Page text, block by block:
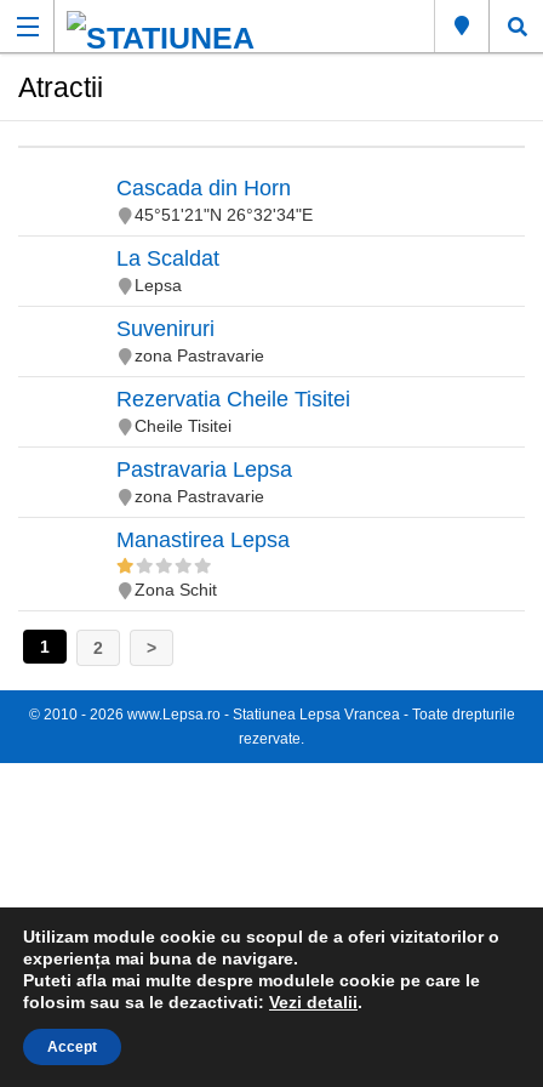
Atractii
Cascada din Horn
45°51'21"N 26°32'34"E
La Scaldat
Lepsa
Suveniruri
zona Pastravarie
Rezervatia Cheile Tisitei
Cheile Tisitei
Pastravaria Lepsa
zona Pastravarie
Manastirea Lepsa
Zona Schit
1 2 >
© 2010 - 2026 www.Lepsa.ro- Statiunea Lepsa Vrancea - Toate drepturile
rezervate.
Utilizam module cookie cu scopul de a oferi vizitatorilor o
experiența mai buna de navigare.
Puteti afla mai multe despre modulele cookie pe care le
folosim sau sa le dezactivati: Vezi detalii.
Accept